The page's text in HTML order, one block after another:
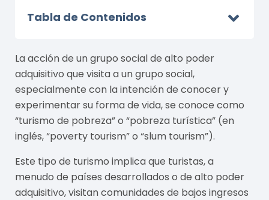
Tabla de Contenidos
La acción de un grupo social de alto poder
adquisitivo que visita a un grupo social,
especialmente con la intención de conocer y
experimentar su forma de vida, se conoce como
“turismo de pobreza” o “pobreza turística” (en
inglés, “poverty tourism” o “slum tourism”).
Este tipo de turismo implica que turistas, a
menudo de países desarrollados o de alto poder
adquisitivo, visitan comunidades de bajos ingresos